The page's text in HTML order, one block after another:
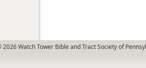
2026 Watch Tower Bible and Tract Society of